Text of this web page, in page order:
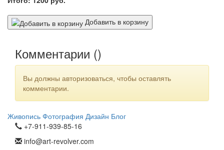
Добавить в корзину
Комментарии ()
Вы должны авторизоваться, чтобы оставлять
комментарии.
Живопись Фотография Дизайн Блог
+7-911-939-85-16
info@art-revolver.com